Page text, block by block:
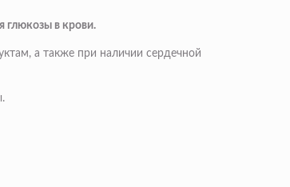
глюкозы в крови.
а также при наличии сердечной